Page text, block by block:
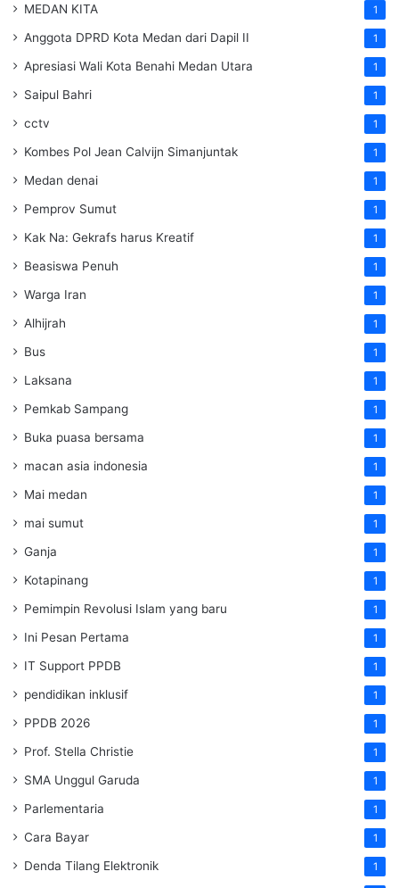
MEDAN KITA 1
Anggota DPRD Kota Medan dari Dapil II 1
Apresiasi Wali Kota Benahi Medan Utara 1
Saipul Bahri 1
cctv 1
Kombes Pol Jean Calvijn Simanjuntak 1
Medan denai 1
Pemprov Sumut 1
Kak Na: Gekrafs harus Kreatif 1
Beasiswa Penuh 1
Warga Iran 1
Alhijrah 1
Bus 1
Laksana 1
Pemkab Sampang 1
Buka puasa bersama 1
macan asia indonesia 1
Mai medan 1
mai sumut 1
Ganja 1
Kotapinang 1
Pemimpin Revolusi Islam yang baru 1
Ini Pesan Pertama 1
IT Support PPDB 1
pendidikan inklusif 1
PPDB 2026 1
Prof. Stella Christie 1
SMA Unggul Garuda 1
Parlementaria 1
Cara Bayar 1
Denda Tilang Elektronik 1